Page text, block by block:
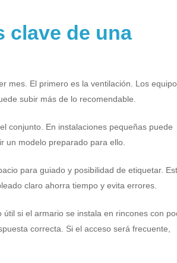
clave de una
mes. El primero es la ventilación. Los
subir más de lo recomendable.
conjunto. En instalaciones pequeñas puede
un modelo preparado para ello.
para guiado y posibilidad de etiquetar.
claro ahorra tiempo y evita errores.
si el armario se instala en rincones con
correcta. Si el acceso será frecuente,